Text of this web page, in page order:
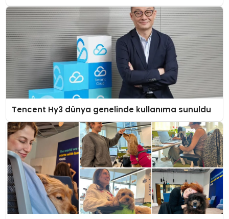
Tencent Hy3 dünya genelinde kullanıma sunuldu